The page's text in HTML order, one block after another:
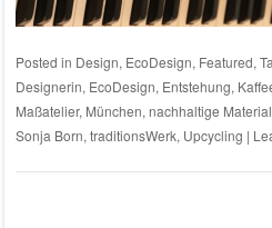
Posted in Design, EcoDesign, Featured,
Designerin, EcoDesign, Entstehung,
Maßatelier, München, nachhaltige
Sonja Born, traditionsWerk, Upcycling |